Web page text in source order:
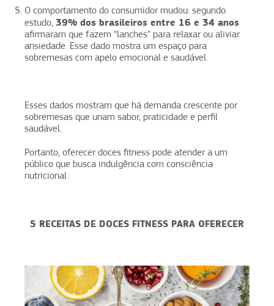
O comportamento do consumidor mudou: segundo
estudo, 39% dos brasileiros entre 16 e 34 anos
afirmaram que fazem “lanches” para relaxar ou aliviar
ansiedade. Esse dado mostra um espaço para
sobremesas com apelo emocional e saudável.
Esses dados mostram que há demanda crescente por
sobremesas que unam sabor, praticidade e perfil
saudável.
Portanto, oferecer doces fitness pode atender a um
público que busca indulgência com consciência
nutricional.
5 RECEITAS DE DOCES FITNESS PARA OFERECER